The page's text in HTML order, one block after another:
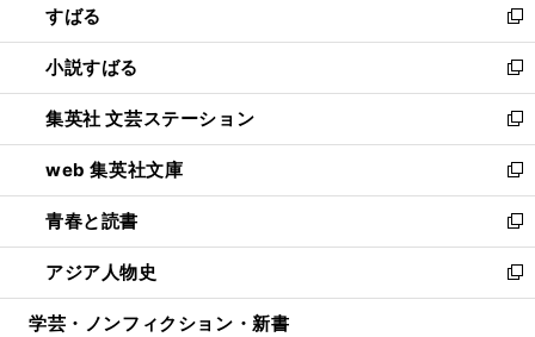
く
で
開
く
ド
ウ
で
開
く
すばる
新
し
い
ウ
ィ
ン
ド
ウ
で
開
く
小説すばる
新
し
い
ウ
ィ
ン
ド
ウ
で
開
集英社 文芸ステーション
新
し
い
ウ
ィ
ン
ド
ウ
web 集英社文庫
新
し
い
ウ
ィ
ン
青春と読書
新
し
い
ウ
アジア人物史
新
し
学芸・ノンフィクション・新書